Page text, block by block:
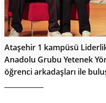
Ataşehir 1 kampüsü
Anadolu Grubu Yetenek
öğrenci arkadaşları ile